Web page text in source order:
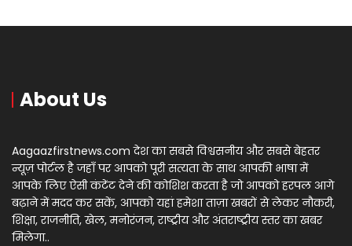
About Us
Aagaazfirstnews.com देश का सबसे विश्वसनीय और सबसे बेहतर
न्यूज़ पोर्टल है जहाँ पर आपको पूरी सत्यता के साथ आपकी भाषा में
आपके लिए ऐसी कंटेंट देने की कोशिश करता है जो आपको हरपल आगे
बढ़ाने में मदद कर सकें, आपको यहां हमेशा ताज़ा खबरों से लेकर नौकरी,
शिक्षा, राजनीति, खेल, मनोरंजन, राष्ट्रीय और अंतराष्ट्रीय स्तर का खबर
मिलेगा..